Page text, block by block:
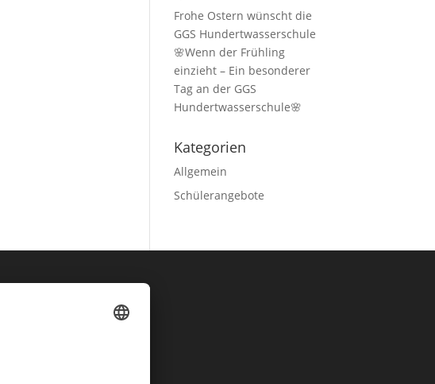
Frohe Ostern wünscht die
GGS Hundertwasserschule
🌸Wenn der Frühling
einzieht – Ein besonderer
Tag an der GGS
Hundertwasserschule🌸
Kategorien
Allgemein
Schülerangebote